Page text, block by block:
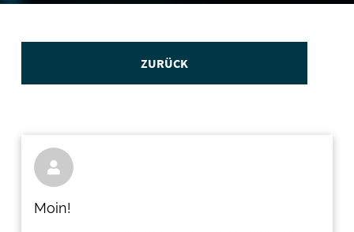
ZURÜCK

Moin!